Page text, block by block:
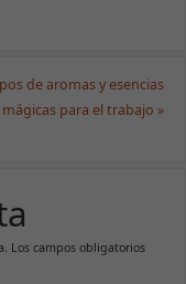
de aromas y esencias
mágicas para el trabajo »
Los campos obligatorios